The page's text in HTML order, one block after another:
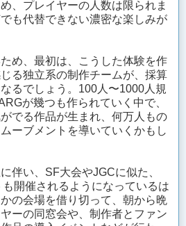
、プレイヤーの人数は限られま
も代替できない濃密な楽しみが
め、最初は、こうした体験を作
る独立系の制作チームが、採算
るでしょう。100人〜1000人規
が幾つも作られていく中で、
でる作品が生まれ、何万人もの
ーブメントを導いていくかもし
伴い、SF大会やJGCに似た、
開催されるようになっているは
の会場を借り切って、朝から晩
ーの同窓会や、制作者とファン